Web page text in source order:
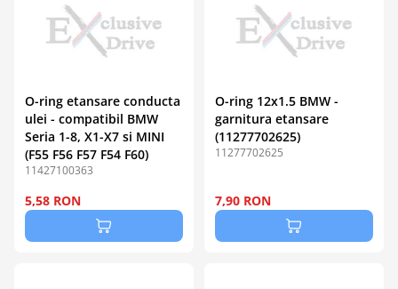
O-ring etansare conducta
ulei - compatibil BMW
Seria 1-8, X1-X7 si MINI
(F55 F56 F57 F54 F60)
11427100363
5,58 RON
O-ring 12x1.5 BMW -
garnitura etansare
(11277702625)
11277702625
7,90 RON